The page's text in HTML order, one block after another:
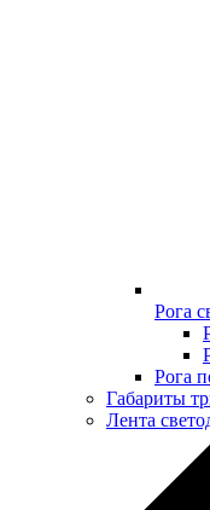
Рога
Рога
Габариты
Лента